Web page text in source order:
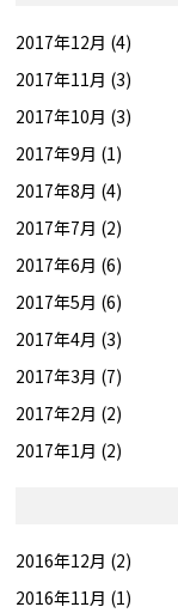
2017年12月 (4)
2017年11月 (3)
2017年10月 (3)
2017年9月 (1)
2017年8月 (4)
2017年7月 (2)
2017年6月 (6)
2017年5月 (6)
2017年4月 (3)
2017年3月 (7)
2017年2月 (2)
2017年1月 (2)
2016年12月 (2)
2016年11月 (1)